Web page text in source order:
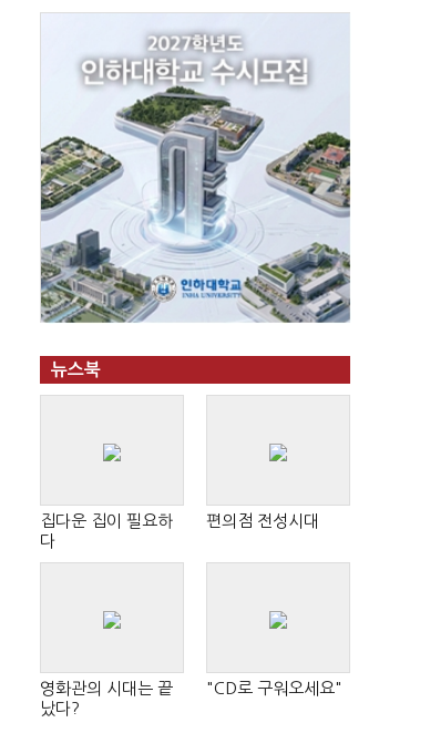
뉴스북
집다운 집이 필요하
다
편의점 전성시대
영화관의 시대는 끝
났다?
"CD로 구워오세요"